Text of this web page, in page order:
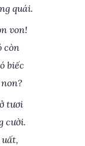
quái.
von!
còn
biếc
tươi
cười.